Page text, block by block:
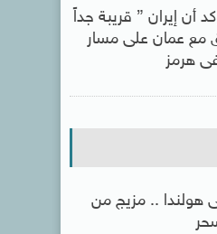
أن إيران ” قريبة جداً
مع عمان على مسار
هرمز
هولندا .. مزيج من